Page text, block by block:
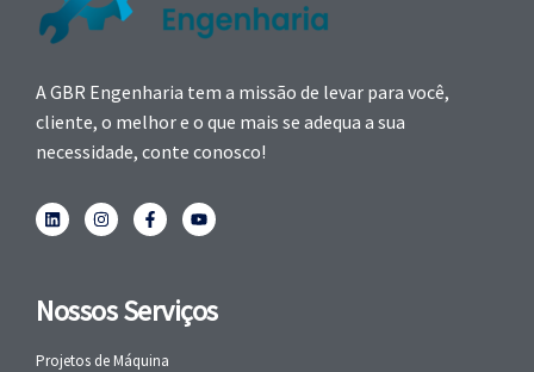
A GBR Engenharia tem a missão de levar para você,
cliente, o melhor e o que mais se adequa a sua
necessidade, conte conosco!
Nossos Serviços
Projetos de Máquina